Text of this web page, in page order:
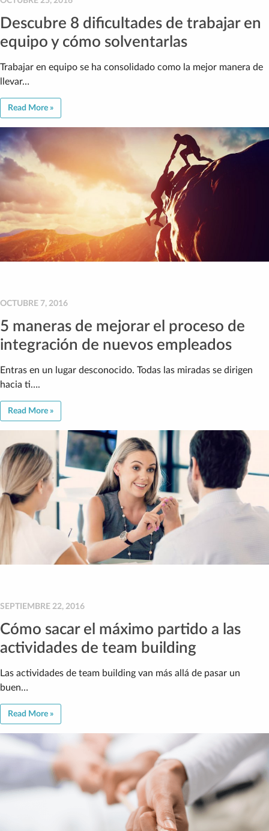
Descubre 8 dificultades de trabajar en
equipo y cómo solventarlas
Trabajar en equipo se ha consolidado como la mejor manera de
llevar…
Read More »
OCTUBRE 7, 2016
5 maneras de mejorar el proceso de
integración de nuevos empleados
Entras en un lugar desconocido. Todas las miradas se dirigen
hacia ti….
Read More »
SEPTIEMBRE 22, 2016
Cómo sacar el máximo partido a las
actividades de team building
Las actividades de team building van más allá de pasar un
buen…
Read More »